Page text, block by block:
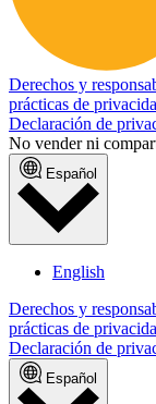
Derechos y
prácticas de
Declaración de
No vender ni
Español
English
Derechos y
prácticas de
Declaración de
Español